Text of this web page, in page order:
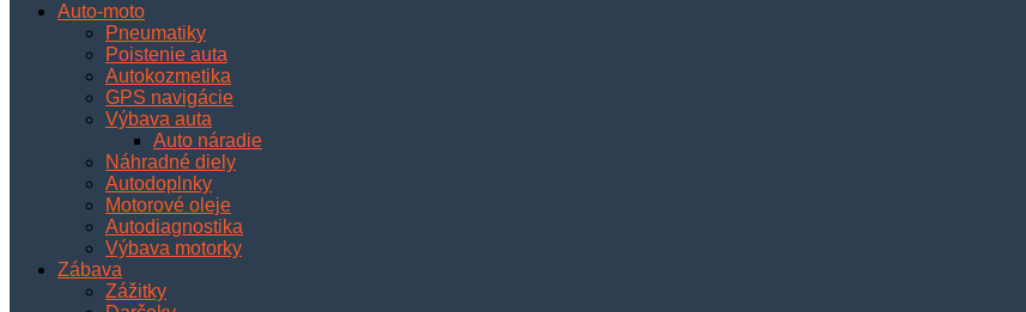
Auto-moto
Pneumatiky
Poistenie auta
Autokozmetika
GPS navigácie
Výbava auta
Auto náradie
Náhradné diely
Autodoplnky
Motorové oleje
Autodiagnostika
Výbava motorky
Zábava
Zážitky